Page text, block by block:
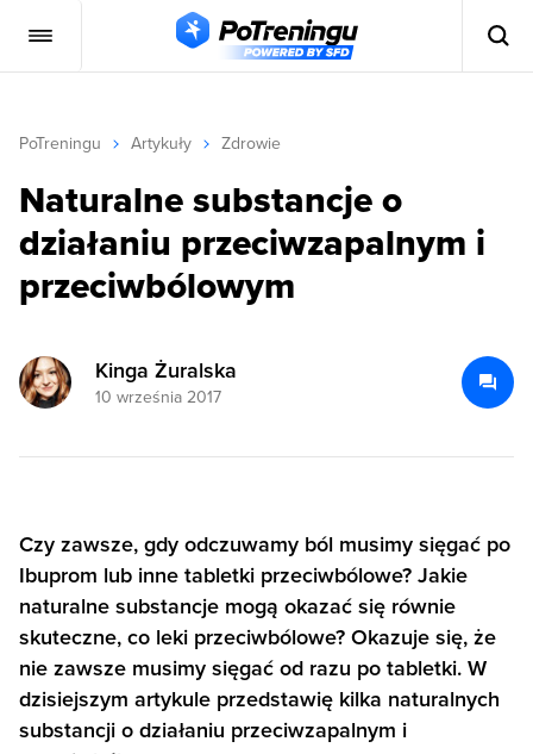
PoTreningu Artykuły Zdrowie
Naturalne substancje o
działaniu przeciwzapalnym i
przeciwbólowym
Kinga Żuralska
10 września 2017
Czy zawsze, gdy odczuwamy ból musimy sięgać po
Ibuprom lub inne tabletki przeciwbólowe? Jakie
naturalne substancje mogą okazać się równie
skuteczne, co leki przeciwbólowe? Okazuje się, że
nie zawsze musimy sięgać od razu po tabletki. W
dzisiejszym artykule przedstawię kilka naturalnych
substancji o działaniu przeciwzapalnym i